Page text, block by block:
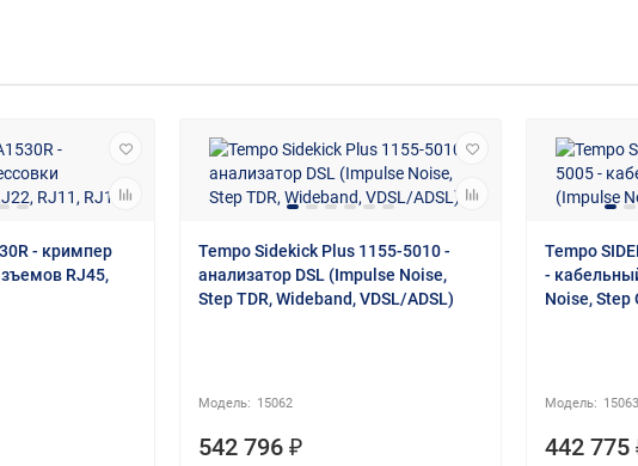
- кримпер
RJ45,
Tempo Sidekick Plus 1155-5010 -
анализатор DSL (Impulse Noise,
Step TDR, Wideband, VDSL/ADSL)
15062
542 796 ₽
Tempo
-
Noise, Step
15063
442 775